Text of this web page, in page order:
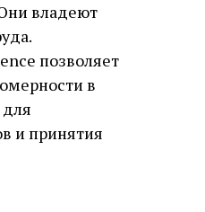
владеют
позволяет
в
и принятия